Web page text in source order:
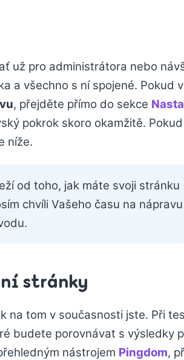
už pro administrátora nebo
a všechno s ní spojené. Pokud
, přejděte přímo do sekce
pokrok skoro okamžitě.
níže.
od toho, jak máte svoji stránku
chvíli Vašeho času na
stránky
na tom v současnosti jste. Při
budete porovnávat s výsledky
nástrojem Pingdom,